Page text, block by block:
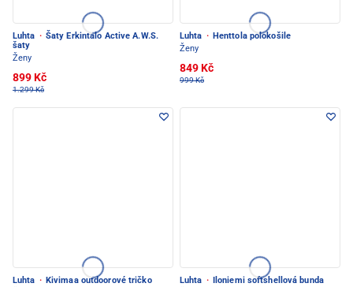
Luhta · Šaty Erkintalo Active A.W.S.
šaty
Ženy
899 Kč
1.299 Kč
Luhta · Henttola polokošile
Ženy
849 Kč
999 Kč
Luhta · Kivimaa outdoorové tričko
Luhta ·
Iloniemi softshellová bunda